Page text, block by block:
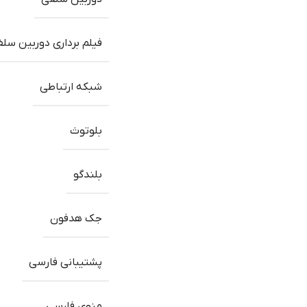
فیلم برداری دوربین
شبکه ارتباطی
بلوتوث
بلندگو
جک هدفون
پشتیبانی فارسی